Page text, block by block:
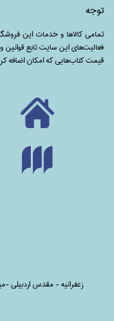
توجه
تمامی‌ کالاها و خدمات این
فعالیت‌های این سایت تابع
قیمت کتاب‌هایی که امکان اضافه
زعفرانیه - مقدس اردبیلی